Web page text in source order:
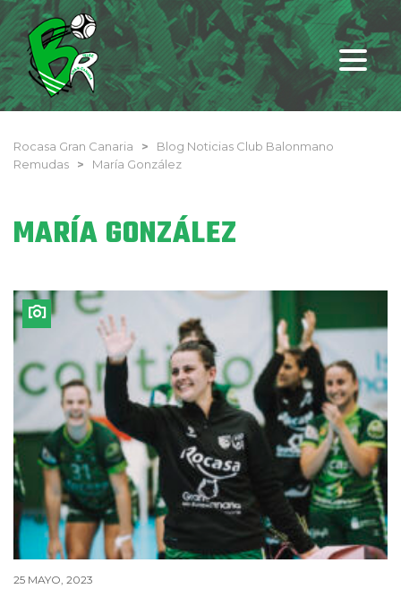
Rocasa Gran Canaria >
Blog Noticias Club Balonmano
Remudas
> María González
MARÍA GONZÁLEZ
25 MAYO, 2023